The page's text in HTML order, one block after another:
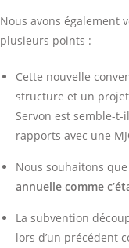
Nous avons également
plusieurs points :
Cette nouvelle
structure et un
Servon est semble-
rapports avec une
Nous souhaitons
annuelle comme
La subvention
lors d’un précédent